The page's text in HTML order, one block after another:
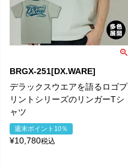
BRGX-251[DX.WARE]
デラックスウエアを語るロゴプ
リントシリーズのリンガーTシ
ャツ
週末ポイント10％
¥10,780税込